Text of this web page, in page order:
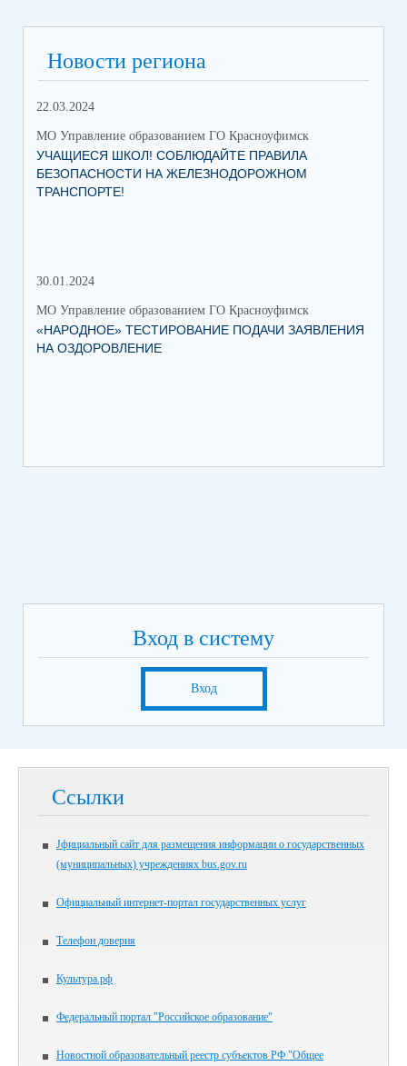
Новости региона
22.03.2024
МО Управление образованием ГО Красноуфимск
УЧАЩИЕСЯ ШКОЛ! СОБЛЮДАЙТЕ ПРАВИЛА
БЕЗОПАСНОСТИ НА ЖЕЛЕЗНОДОРОЖНОМ
ТРАНСПОРТЕ!
30.01.2024
МО Управление образованием ГО Красноуфимск
«НАРОДНОЕ» ТЕСТИРОВАНИЕ ПОДАЧИ ЗАЯВЛЕНИЯ
НА ОЗДОРОВЛЕНИЕ
Вход в систему
Вход
Ссылки
Jфициальный сайт для размещения информации о государственных
(муниципальных) учреждениях bus.gov.ru
Официальный интернет-портал государственных услуг
Телефон доверия
Культура.рф
Федеральный портал "Российское образование"
Новостной образовательный реестр субъектов РФ "Общее